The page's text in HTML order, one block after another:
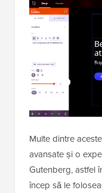
Multe dintre
avansate și o
Gutenberg, astfel
încep să le